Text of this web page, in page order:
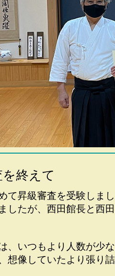
終えて
て昇級審査を受験しま
したが、西田館長と西
、いつもより人数が少
想像していたより張り